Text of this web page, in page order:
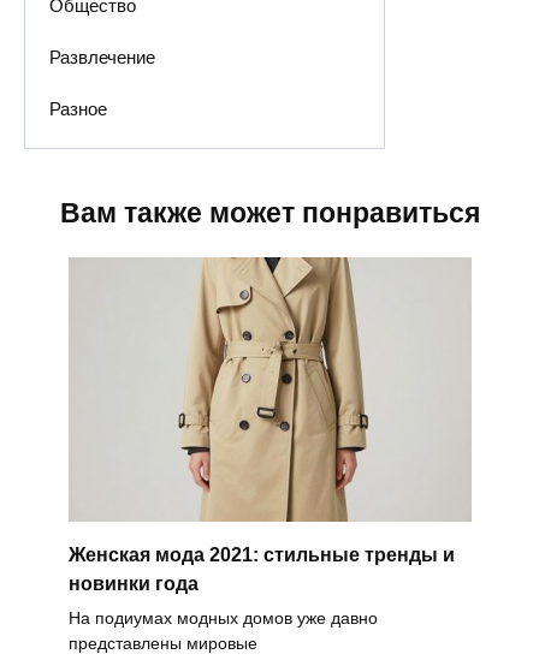
Общество
Развлечение
Разное
Вам также может понравиться
Женская мода 2021: стильные тренды и
новинки года
На подиумах модных домов уже давно
представлены мировые